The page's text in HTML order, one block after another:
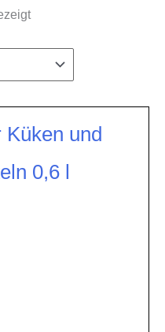
Küken und
0,6 l